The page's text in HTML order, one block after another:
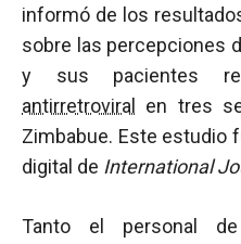
informó de los
sobre las percepciones
y sus pacientes
antirretroviral
en tres
Zimbabue. Este estudio
digital de International
Tanto el personal